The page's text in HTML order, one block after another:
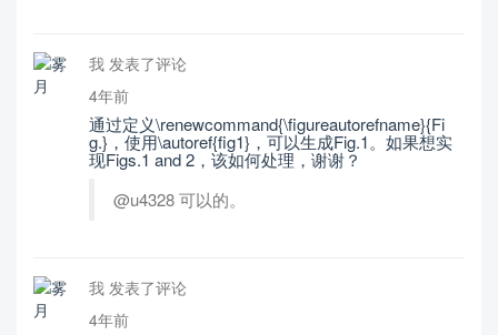
我 发表了评论
4年前
通过定义\renewcommand{\figureautorefname}{Fi
g.}，使用\autoref{fig1}，可以生成Fig.1。如果想实
现Figs.1 and 2，该如何处理，谢谢？
@u4328 可以的。
我 发表了评论
4年前